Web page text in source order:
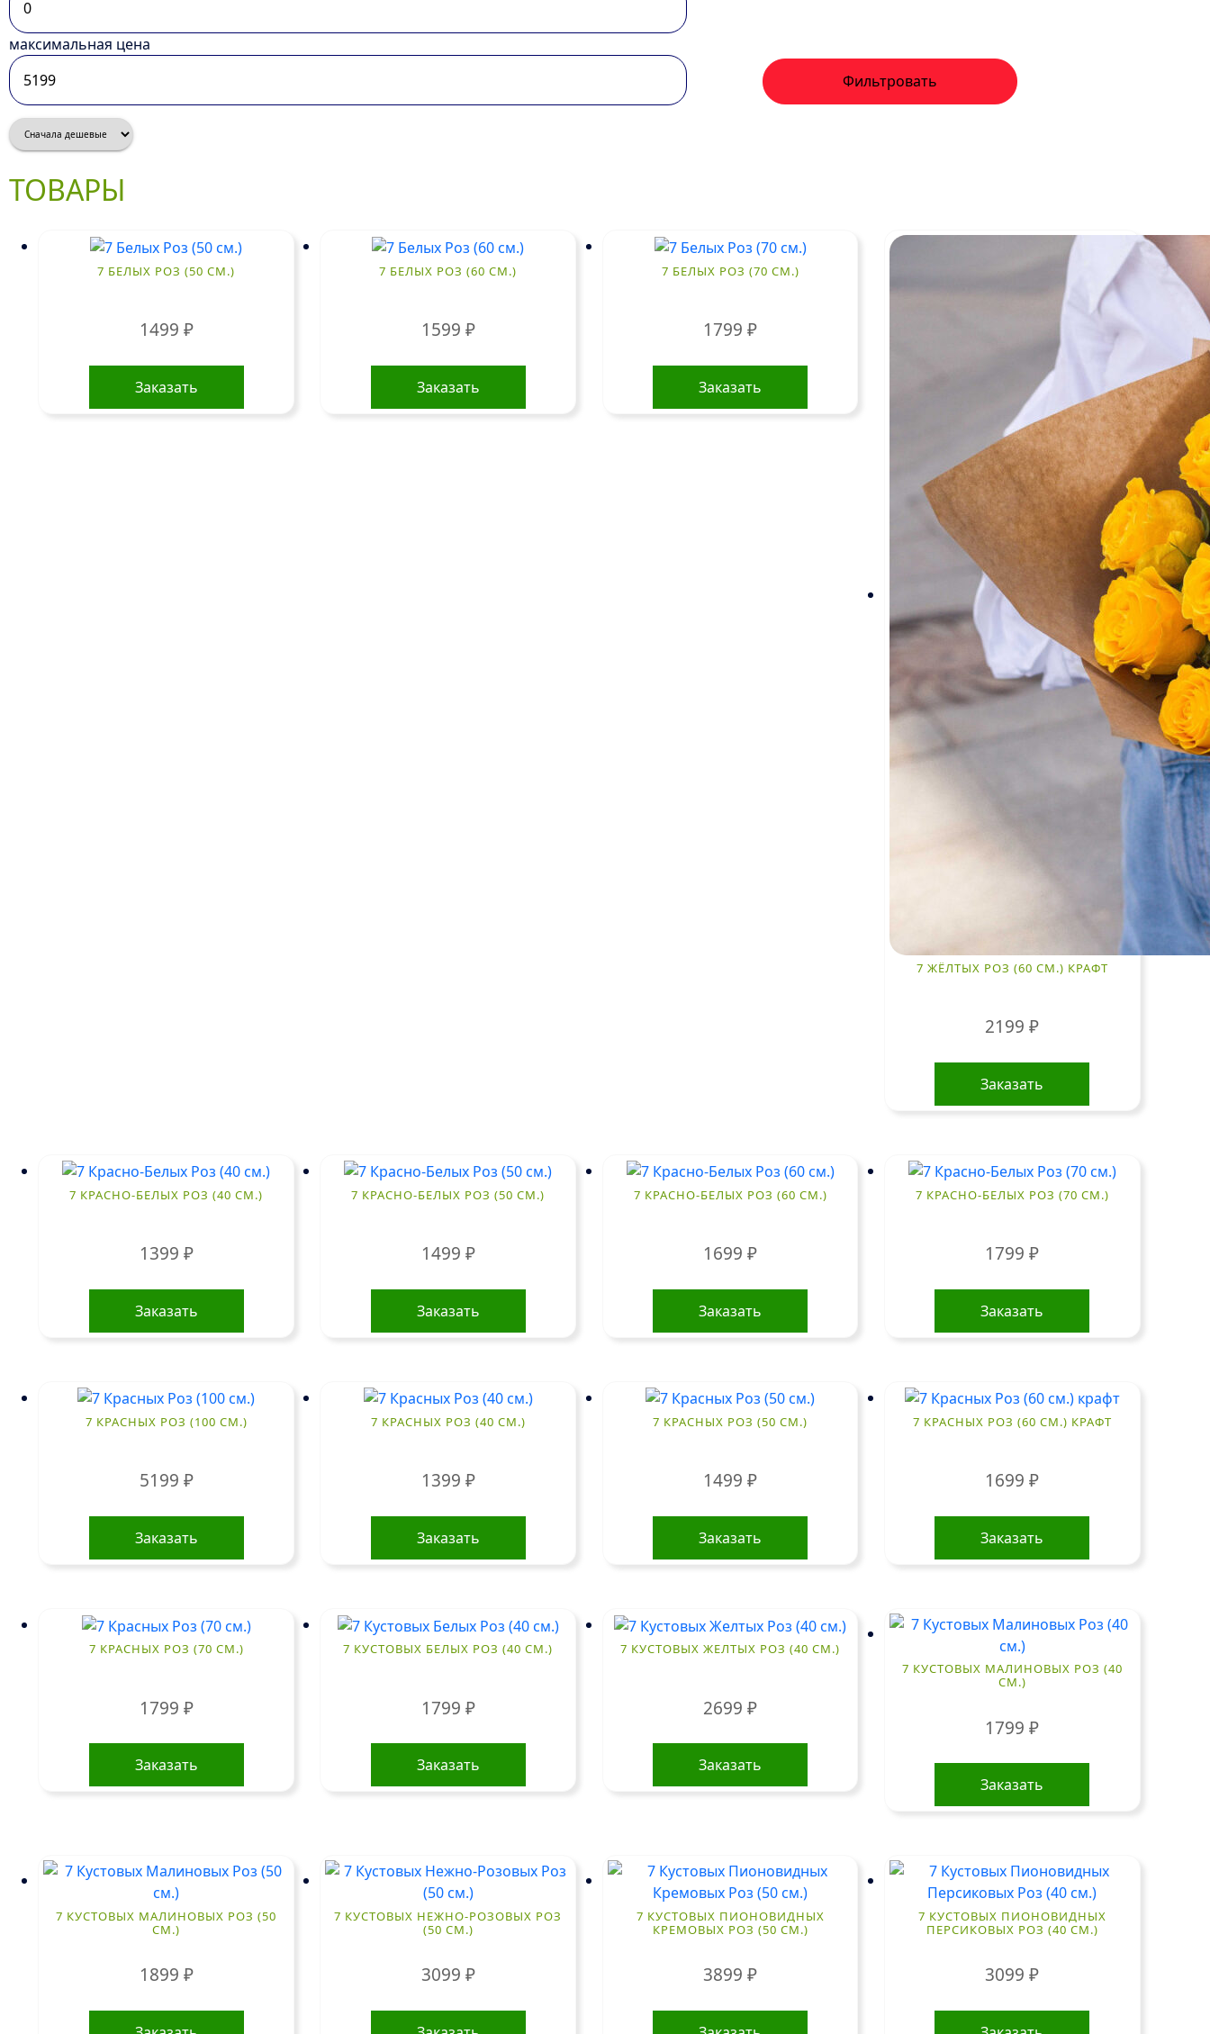
максимальная цена
Фильтровать
ТОВАРЫ
7 БЕЛЫХ РОЗ (50 СМ.)
1499 ₽
Заказать
7 БЕЛЫХ РОЗ (60 СМ.)
1599 ₽
Заказать
7 БЕЛЫХ РОЗ (70 СМ.)
1799 ₽
Заказать
7 ЖЁЛТЫХ РОЗ (60 СМ.) КРАФТ
2199₽
Заказать
7 КРАСНО-БЕЛЫХ РОЗ (40 СМ.)
1399 ₽
Заказать
7 КРАСНО-БЕЛЫХ РОЗ (50 СМ.)
1499 ₽
Заказать
7 КРАСНО-БЕЛЫХ РОЗ (60 СМ.)
1699 ₽
Заказать
7 КРАСНО-БЕЛЫХ РОЗ (70 СМ.)
1799₽
Заказать
7 КРАСНЫХ РОЗ (100 СМ.)
5199 ₽
Заказать
7 КРАСНЫХ РОЗ (40 СМ.)
1399 ₽
Заказать
7 КРАСНЫХ РОЗ (50 СМ.)
1499 ₽
Заказать
7 КРАСНЫХ РОЗ (60 СМ.) КРАФТ
1699₽
Заказать
7 КРАСНЫХ РОЗ (70 СМ.)
1799 ₽
Заказать
7 КУСТОВЫХ БЕЛЫХ РОЗ (40 СМ.)
1799 ₽
Заказать
7 КУСТОВЫХ ЖЕЛТЫХ РОЗ (40 СМ.)
2699 ₽
Заказать
7 КУСТОВЫХ МАЛИНОВЫХ РОЗ (40
СМ.)
1799₽
Заказать
7 КУСТОВЫХ МАЛИНОВЫХ РОЗ (50
СМ.)
1899 ₽
7 КУСТОВЫХ НЕЖНО-РОЗОВЫХ РОЗ
(50 СМ.)
3099 ₽
7 КУСТОВЫХ ПИОНОВИДНЫХ
КРЕМОВЫХ РОЗ (50 СМ.)
3899 ₽
7 КУСТОВЫХ ПИОНОВИДНЫХ
ПЕРСИКОВЫХ РОЗ (40 СМ.)
3099₽